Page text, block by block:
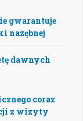
gwarantuje
nazębnej
dawnych
coraz
z wizyty